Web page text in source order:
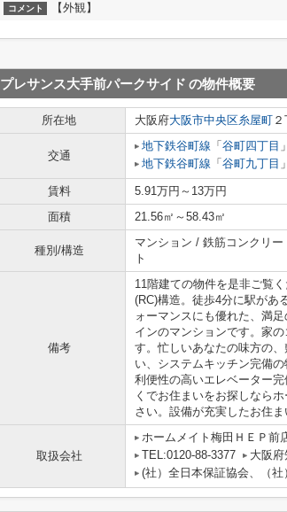
コメント 【外観】
プレサンス大手前パークサイド の物件概要
所在地 大阪府大阪市中央区糸屋町
交通
地下鉄谷町線 「 谷町四丁目
地下鉄谷町線 「 谷町九丁目
賃料 5.91万円～13万円
面積
21.56㎡～58.43㎡
種別/構造
マンション / 鉄筋コンクリー
ト
備考
11階建ての物件を是非ご覧
(RC)構造。徒歩4分に駅があ
ォーマンスにも優れた、満
インのマンションです。家
す。忙しいあなたの味方の
い、システムキッチン完備
利便性の高いエレベーター
くでお住まいをお探しなら
さい。設備が充実したお住
取扱会社
ホームメイト梅田ＨＥＰ
TEL:0120-88-3377
大阪
(社）全日本保証協会、（